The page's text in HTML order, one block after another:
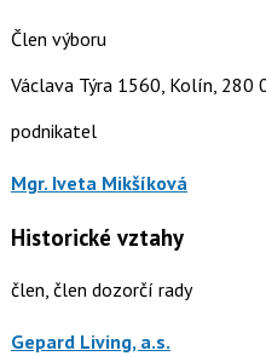
Člen výboru
Václava Týra 1560, Kolín, 280
podnikatel
Mgr. Iveta Mikšíková
Historické vztahy
člen, člen dozorčí rady
Gepard Living, a.s.